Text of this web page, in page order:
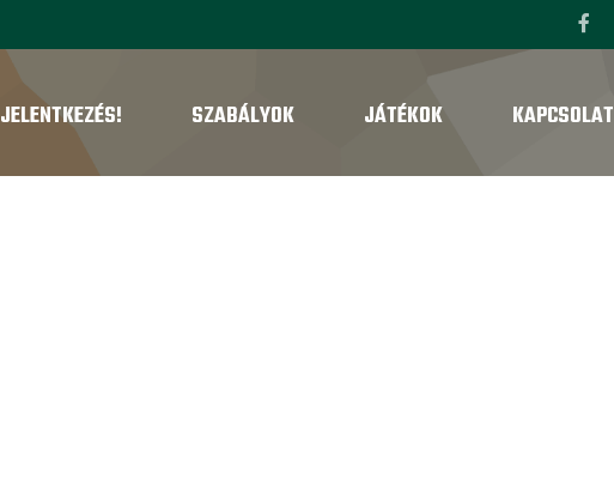
JELENTKEZÉS! SZABÁLYOK JÁTÉKOK KAPCSOLAT